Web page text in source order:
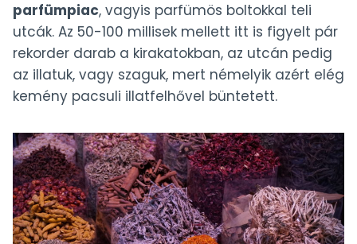
parfümpiac, vagyis parfümös boltokkal teli
utcák. Az 50-100 millisek mellett itt is figyelt pár
rekorder darab a kirakatokban, az utcán pedig
az illatuk, vagy szaguk, mert némelyik azért elég
kemény pacsuli illatfelhővel büntetett.